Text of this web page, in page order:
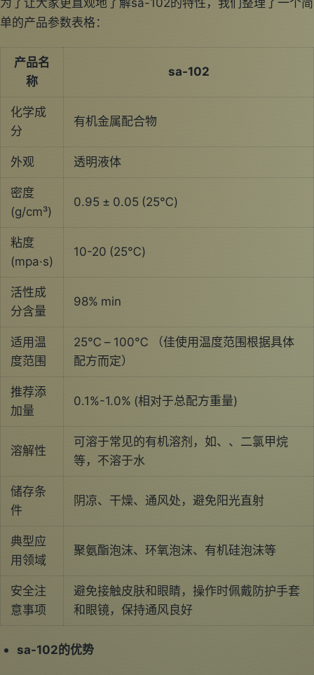
为了让大家更直观地了解sa-102的特性，我们整理了一个简
单的产品参数表格：
产品名
称
sa-102
化学成
分
有机金属配合物
外观
透明液体
密度
(g/cm³)
0.95 ± 0.05 (25℃)
粘度
(mpa·s)
10-20 (25℃)
活性成
分含量
98% min
适用温
度范围
25℃ – 100℃ （佳使用温度范围根据具体
配方而定）
推荐添
加量
0.1%-1.0% (相对于总配方重量)
溶解性
可溶于常见的有机溶剂，如、、二氯甲烷
等，不溶于水
储存条
件
阴凉、干燥、通风处，避免阳光直射
典型应
用领域
聚氨酯泡沫、环氧泡沫、有机硅泡沫等
安全注
意事项
避免接触皮肤和眼睛，操作时佩戴防护手套
和眼镜，保持通风良好
sa-102的优势